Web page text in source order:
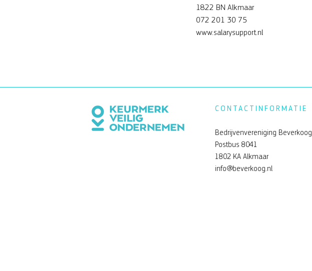
1822 BN Alkmaar
072 201 30 75
www.salarysupport.nl
CONTACTINFORMATIE
Bedrijvenvereniging Beverkoog
Postbus 8041
1802 KA Alkmaar
info@beverkoog.nl